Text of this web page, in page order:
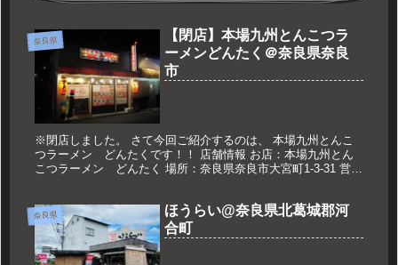
奈良県
【閉店】本場九州とんこつラ
ーメンどんたく＠奈良県奈良
市
※閉店しました。 さて今回ご紹介するのは、 本場九州とんこ
つラーメン どんたくです！！ 店舗情報 お店：本場九州とん
こつラーメン どんたく 場所：奈良県奈良市大宮町1-3-31 営業
奈良県
ほうらい@奈良県北葛城郡河
合町